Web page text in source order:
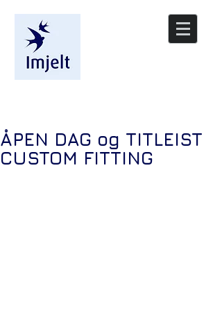
ÅPEN DAG og TITLEIST
CUSTOM FITTING